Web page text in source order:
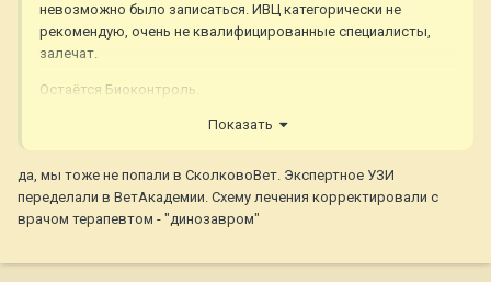
невозможно было записаться. ИВЦ категорически не
рекомендую, очень не квалифицированные специалисты,
залечат.
Остаётся Биоконтроль.
Показать
да, мы тоже не попали в СколковоВет. Экспертное УЗИ
переделали в ВетАкадемии. Схему лечения корректировали с
врачом терапевтом - "динозавром"